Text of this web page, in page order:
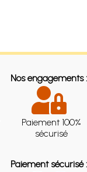
Nos engagements :
Paiement 100%
sécurisé
Paiement sécurisé :